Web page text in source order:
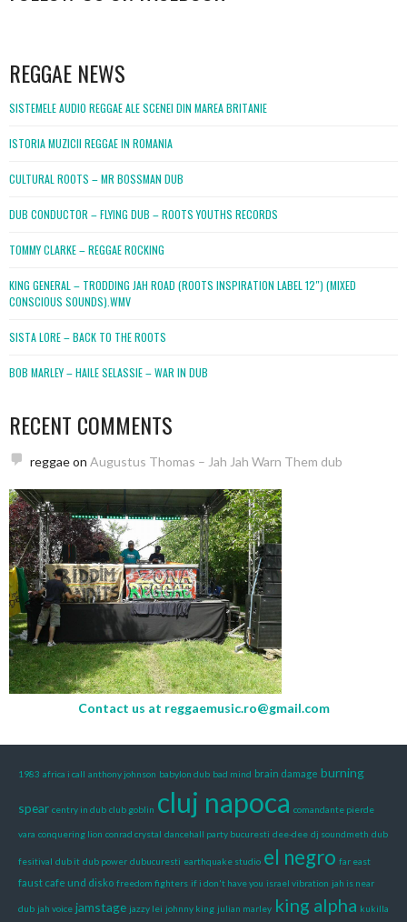
REGGAE NEWS
SISTEMELE AUDIO REGGAE ALE SCENEI DIN MAREA BRITANIE
ISTORIA MUZICII REGGAE IN ROMANIA
CULTURAL ROOTS – MR BOSSMAN DUB
DUB CONDUCTOR – FLYING DUB – ROOTS YOUTHS RECORDS
TOMMY CLARKE – REGGAE ROCKING
KING GENERAL – TRODDING JAH ROAD (ROOTS INSPIRATION LABEL 12″) (MIXED
CONSCIOUS SOUNDS).WMV
SISTA LORE – BACK TO THE ROOTS
BOB MARLEY – HAILE SELASSIE – WAR IN DUB
RECENT COMMENTS
reggaeon Augustus Thomas – Jah Jah Warn Them dub
Contact us at reggaemusic.ro@gmail.com
1983 africa i call anthony johnson babylon dub bad mind brain damage burning
spear centry in dub club goblin cluj napoca comandante pierde
vara conquering lion conrad crystal dancehall party bucuresti dee-dee dj soundmeth dub
fesitival dub it dub power dubucuresti earthquake studio el negro far east
faust cafe und disko freedom fighters if i don't have you israel vibration jah is near
dub jah voice jamstage jazzy lei johnny king julian marley king alpha kukilla